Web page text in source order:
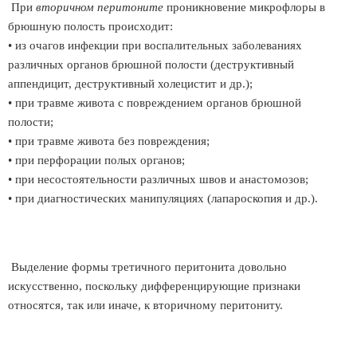
При вторичном перитоните проникновение микрофлоры в
брюшную полость происходит:
• из очагов инфекции при воспалительных заболеваниях
различных органов брюшной полости (деструктивный
аппендицит, деструктивный холецистит и др.);
• при травме живота с повреждением органов брюшной
полости;
• при травме живота без повреждения;
• при перфорации полых органов;
• при несостоятельности различных швов и анастомозов;
• при диагностических манипуляциях (лапароскопия и др.).
Выделение формы третичного перитонита довольно
искусственно, поскольку дифференцирующие признаки
относятся, так или иначе, к вторичному перитониту.